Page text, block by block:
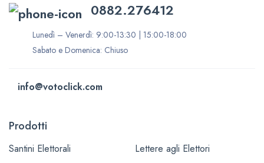
0882.276412
Lunedì – Venerdì: 9:00-13:30 | 15:00-18:00
Sabato e Domenica: Chiuso
info@votoclick.com
Prodotti
Santini Elettorali
Lettere agli Elettori